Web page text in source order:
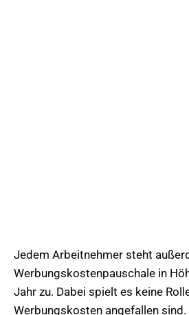
Jedem Arbeitnehmer steht
Werbungskostenpauschale in
Jahr zu. Dabei spielt es keine
Werbungskosten angefallen sind.